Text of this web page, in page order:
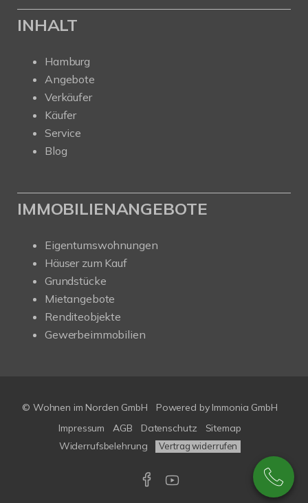
INHALT
Hamburg
Angebote
Verkäufer
Käufer
Service
Blog
IMMOBILIENANGEBOTE
Eigentumswohnungen
Häuser zum Kauf
Grundstücke
Mietangebote
Renditeobjekte
Gewerbeimmobilien
© Wohnen im Norden GmbH Powered by Immonia GmbH
Impressum
AGB Datenschutz
Sitemap
Widerrufsbelehrung
Vertrag widerrufen